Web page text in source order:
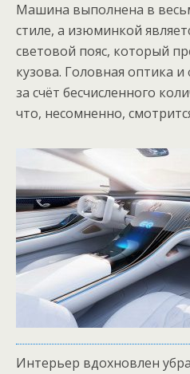
Машина выполнена в
стиле, а изюминкой
световой пояс, который
кузова. Головная оптика
за счёт бесчисленного
что, несомненно,
Интерьер вдохновлен